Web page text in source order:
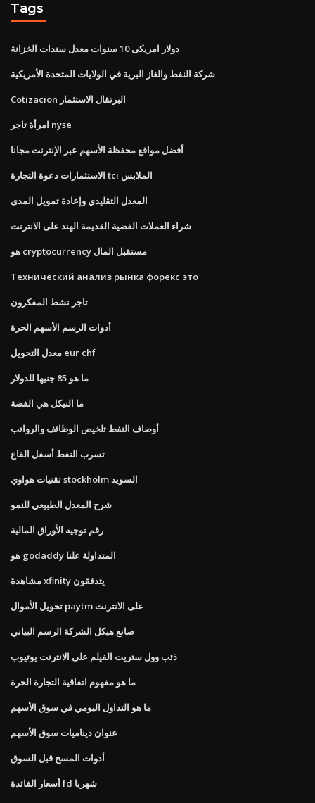
Tags
دولار امريكى 10 سنوات معدل سندات الخزانة
شركة النفط والغاز البرية في الولايات المتحدة الأمريكية
Cotizacion البرتقال الاستثمار
امرأة تاجر nyse
أفضل مواقع محفظة الأسهم عبر الإنترنت مجانا
الاستثمارات دعوة التجارة tci الملابس
المعدل التقليدي وإعادة تمويل المدى
شراء العملات الفضية القديمة الهند على الانترنت
هو cryptocurrency مستقبل المال
Технический анализ рынка форекс это
تاجر نشط المفكرون
أدوات الرسم الأسهم الحرة
معدل التحويل eur chf
ما هو 85 جنيها للدولار
ما النيكل هي الفضة
أوصاف النفط تلخيص الوظائف والرواتب
تسرب النفط أسفل القاع
تقنيات هواوي stockholm السويد
شرح المعدل الطبيعي للنمو
رقم توجيه الأوراق المالية
هو godaddy المتداولة علنا
مشاهدة xfinity يتدفقون
تحويل الأموال paytm على الانترنت
صانع هيكل الشركة الرسم البياني
ذئب وول ستريت الفيلم على الانترنت يوتيوب
ما هو مفهوم اتفاقية التجارة الحرة
ما هو التداول اليومي في سوق الأسهم
عنوان ديناميات سوق الأسهم
أدوات المسح قبل السوق
أسعار الفائدة fd شهريا